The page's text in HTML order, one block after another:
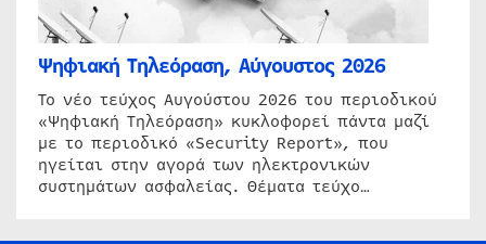
Ψηφιακή Τηλεόραση, Αύγουστος 2026
Το νέο τεύχος Αυγούστου 2026 του περιοδικού
«Ψηφιακή Τηλεόραση» κυκλοφορεί πάντα μαζί
με το περιοδικό «Security Report», που
ηγείται στην αγορά των ηλεκτρονικών
συστημάτων ασφαλείας. Θέματα τεύχο…